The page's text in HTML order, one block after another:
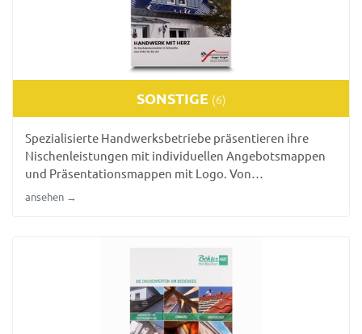
SONSTIGE (6)
Spezialisierte Handwerksbetriebe präsentieren ihre
Nischenleistungen mit individuellen Angebotsmappen
und Präsentationsmappen mit Logo. Von
Denkmalschutz bis Spezialabdichtung entwickeln wir für
ansehen →